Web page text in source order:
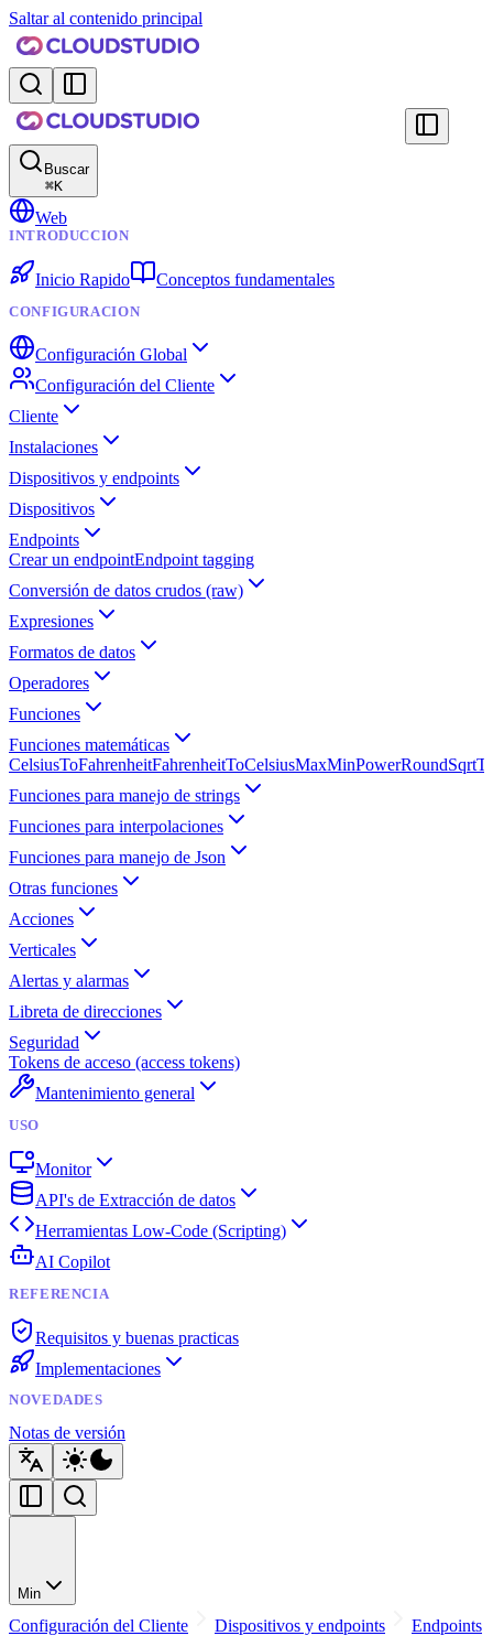
Saltar al contenido principal
Buscar
⌘K
Web
INTRODUCCION
Inicio Rapido Conceptos fundamentales
CONFIGURACION
Configuración Global
Configuración del Cliente
Cliente
Instalaciones
Dispositivos y endpoints
Dispositivos
Endpoints
Crear un endpointEndpoint tagging
Conversión de datos crudos (raw)
Expresiones
Formatos de datos
Operadores
Funciones
Funciones matemáticas
CelsiusToFahrenheitFahrenheitToCelsiusMaxMinPowerRoundSqrt
Funciones para manejo de strings
Funciones para interpolaciones
Funciones para manejo de Json
Otras funciones
Acciones
Verticales
Alertas y alarmas
Libreta de direcciones
Seguridad
Tokens de acceso (access tokens)
Mantenimiento general
USO
Monitor
API's de Extracción de datos
Herramientas Low-Code (Scripting)
AI Copilot
REFERENCIA
Requisitos y buenas practicas
Implementaciones
NOVEDADES
Notas de versión
Min
Configuración del Cliente Dispositivos y endpoints
Endpoints